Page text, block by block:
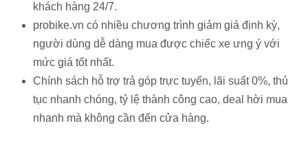
khách hàng 24/7.
probike.vn có nhiều chương trình giảm giá định kỳ,
người dùng dễ dàng mua được chiếc xe ưng ý với
mức giá tốt nhất.
Chính sách hỗ trợ trả góp trực tuyến, lãi suất 0%, thủ
tục nhanh chóng, tỷ lệ thành công cao, deal hời mua
nhanh mà không cần đến cửa hàng.